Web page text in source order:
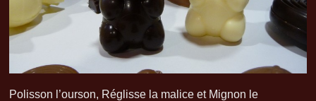
Polisson l’ourson, Réglisse la malice et Mignon le